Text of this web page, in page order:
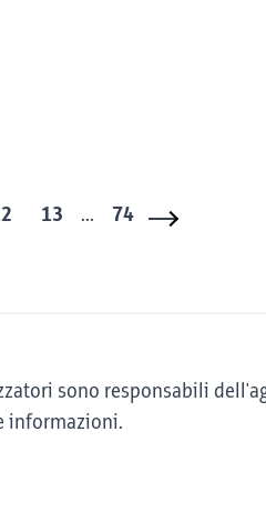
13 ... 74
sono responsabili
informazioni.